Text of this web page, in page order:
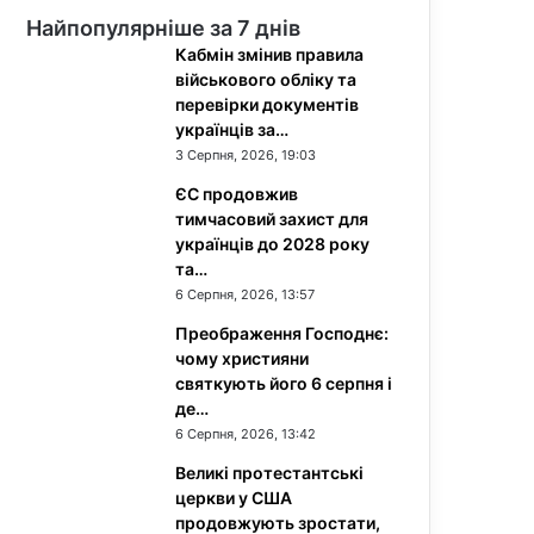
Найпопулярніше за 7 днів
Кабмін змінив правила
військового обліку та
перевірки документів
українців за…
3 Серпня, 2026, 19:03
ЄС продовжив
тимчасовий захист для
українців до 2028 року
та…
6 Серпня, 2026, 13:57
Преображення Господнє:
чому християни
святкують його 6 серпня і
де…
6 Серпня, 2026, 13:42
Великі протестантські
церкви у США
продовжують зростати,